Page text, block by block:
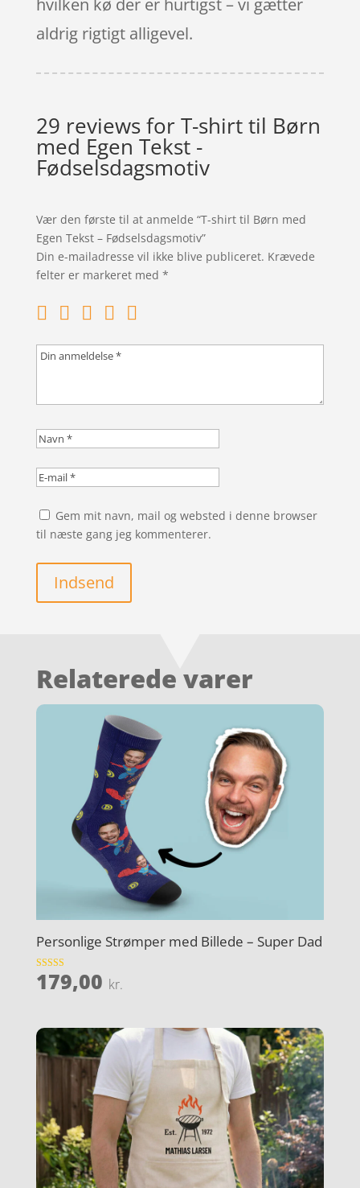
aldrig rigtigt alligevel.
29 reviews forT-shirt til Børn
med Egen Tekst -
Fødselsdagsmotiv
Vær den første til at anmelde “T-shirt til Børn med
Egen Tekst – Fødselsdagsmotiv”
Din e-mailadresse vil ikke blive publiceret. Krævede
felter er markeret med *
Gem mit navn, mail og websted i denne browser
til næste gang jeg kommenterer.
Indsend
Relaterede varer
Personlige Strømper med Billede – Super Dad
Vurderet
179,00 kr.